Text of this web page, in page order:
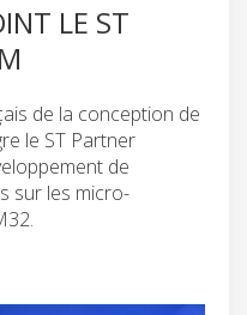
LE ST
de la conception de
le ST Partner
de
sur les micro-